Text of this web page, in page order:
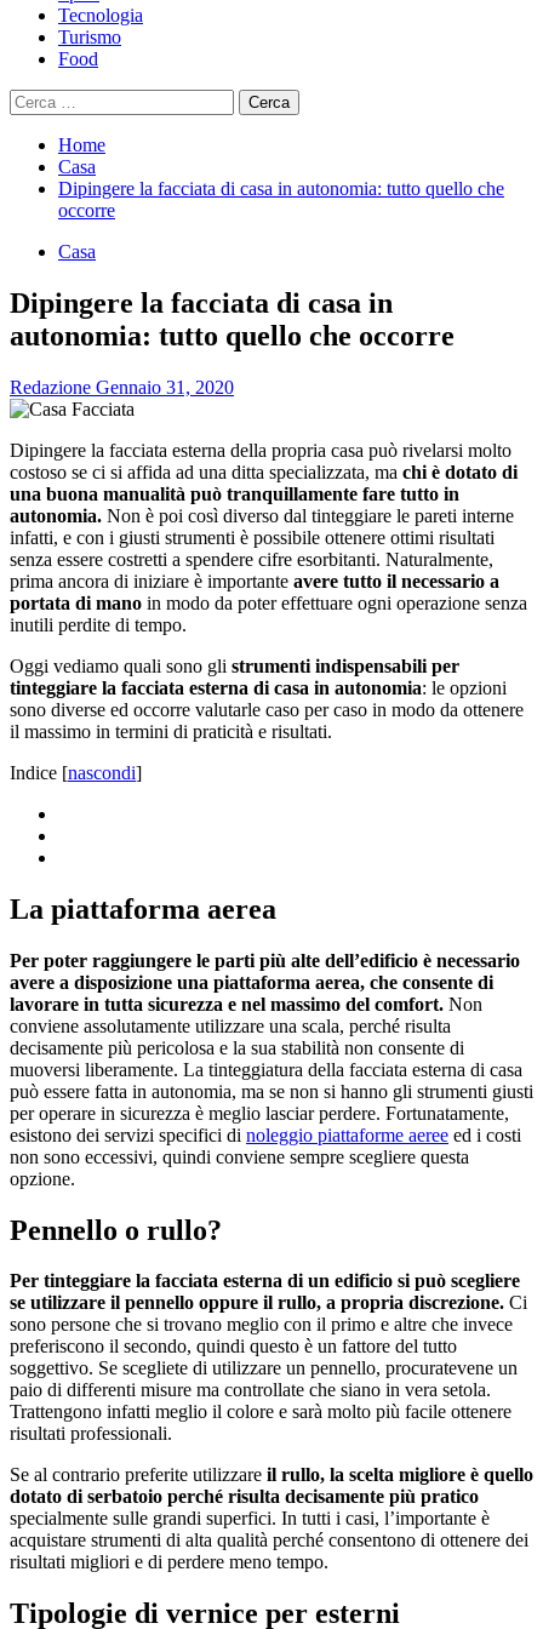
Tecnologia
Turismo
Food
Ricerca
per:
Home
Casa
Dipingere la facciata di casa in autonomia: tutto quello che
occorre
Casa
Dipingere la facciata di casa in
autonomia: tutto quello che occorre
Redazione Gennaio 31, 2020
Dipingere la facciata esterna della propria casa può rivelarsi molto
costoso se ci si affida ad una ditta specializzata, ma chi è dotato di
una buona manualità può tranquillamente fare tutto in
autonomia. Non è poi così diverso dal tinteggiare le pareti interne
infatti, e con i giusti strumenti è possibile ottenere ottimi risultati
senza essere costretti a spendere cifre esorbitanti. Naturalmente,
prima ancora di iniziare è importante avere tutto il necessario a
portata di mano in modo da poter effettuare ogni operazione senza
inutili perdite di tempo.
Oggi vediamo quali sono gli strumenti indispensabili per
tinteggiare la facciata esterna di casa in autonomia: le opzioni
sono diverse ed occorre valutarle caso per caso in modo da ottenere
il massimo in termini di praticità e risultati.
Indice [nascondi]
La piattaforma aerea
Per poter raggiungere le parti più alte dell’edificio è necessario
avere a disposizione una piattaforma aerea, che consente di
lavorare in tutta sicurezza e nel massimo del comfort. Non
conviene assolutamente utilizzare una scala, perché risulta
decisamente più pericolosa e la sua stabilità non consente di
muoversi liberamente. La tinteggiatura della facciata esterna di casa
può essere fatta in autonomia, ma se non si hanno gli strumenti giusti
per operare in sicurezza è meglio lasciar perdere. Fortunatamente,
esistono dei servizi specifici di noleggio piattaforme aeree ed i costi
non sono eccessivi, quindi conviene sempre scegliere questa
opzione.
Pennello o rullo?
Per tinteggiare la facciata esterna di un edificio si può scegliere
se utilizzare il pennello oppure il rullo, a propria discrezione. Ci
sono persone che si trovano meglio con il primo e altre che invece
preferiscono il secondo, quindi questo è un fattore del tutto
soggettivo. Se scegliete di utilizzare un pennello, procuratevene un
paio di differenti misure ma controllate che siano in vera setola.
Trattengono infatti meglio il colore e sarà molto più facile ottenere
risultati professionali.
Se al contrario preferite utilizzare il rullo, la scelta migliore è quello
dotato di serbatoio perché risulta decisamente più pratico
specialmente sulle grandi superfici. In tutti i casi, l’importante è
acquistare strumenti di alta qualità perché consentono di ottenere dei
risultati migliori e di perdere meno tempo.
Tipologie di vernice per esterni